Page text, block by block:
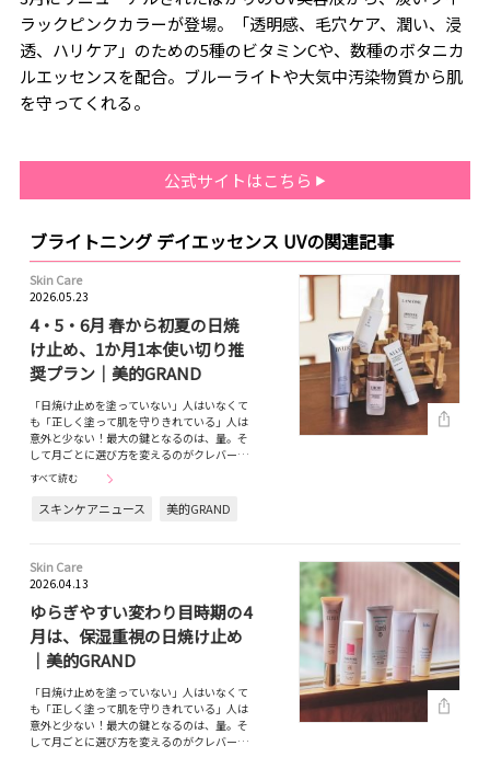
ラックピンクカラーが登場。「透明感、毛穴ケア、潤い、浸
透、ハリケア」のための5種のビタミンCや、数種のボタニカ
ルエッセンスを配合。ブルーライトや大気中汚染物質から肌
を守ってくれる。
公式サイトはこちら
ブライトニング デイエッセンス UVの関連記事
Skin Care
2026.05.23
4・5・6月 春から初夏の日焼
け止め、1か月1本使い切り推
奨プラン｜美的GRAND
「日焼け止めを塗っていない」人はいなくて
も「正しく塗って肌を守りきれている」人は
意外と少ない！最大の鍵となるのは、量。そ
して月ごとに選び方を変えるのがクレバー…
すべて読む
スキンケアニュース 美的GRAND
Skin Care
2026.04.13
ゆらぎやすい変わり目時期の4
月は、保湿重視の日焼け止め
｜美的GRAND
「日焼け止めを塗っていない」人はいなくて
も「正しく塗って肌を守りきれている」人は
意外と少ない！最大の鍵となるのは、量。そ
して月ごとに選び方を変えるのがクレバー…